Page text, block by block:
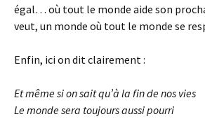
égal… où tout le monde aide son
veut, un monde où tout le monde se
Enfin, ici on dit clairement :
Et même si on sait qu’à la fin de nos vies
Le monde sera toujours aussi pourri